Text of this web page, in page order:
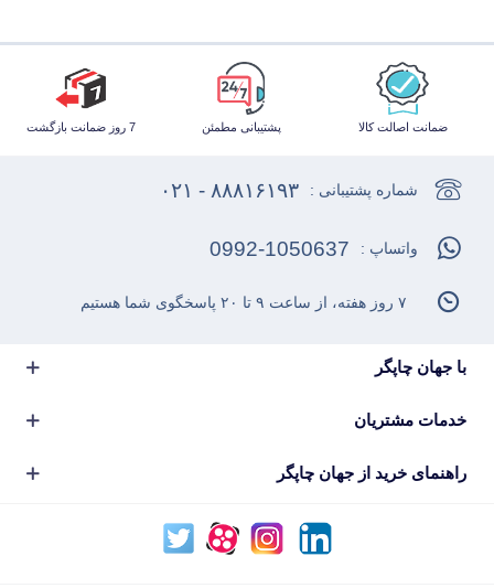
ضمانت اصالت کالا پشتیبانی مطمئن 7 روز ضمانت بازگشت
با جهان چاپگر
خدمات مشتریان
راهنمای خرید از جهان چاپگر
شماره پشتیبانی : ۸۸۸۱۶۱۹۳ - ۰۲۱
واتساپ : 0992-1050637
۷ روز هفته، از ساعت ۹ تا ۲۰ پاسخگوی شما هستیم